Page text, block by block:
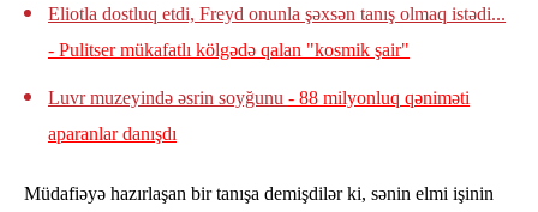
Eliotla dostluq etdi, Freyd onunla şəxsən tanış olmaq istədi...
- Pulitser mükafatlı kölgədə qalan "kosmik şair"
Luvr muzeyində əsrin soyğunu - 88 milyonluq qəniməti
aparanlar danışdı
Müdafiəyə hazırlaşan bir tanışa demişdilər ki, sənin elmi işinin